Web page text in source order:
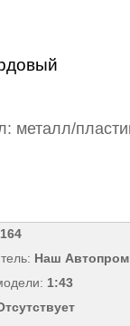
металл/
Наш Автопром
1:43